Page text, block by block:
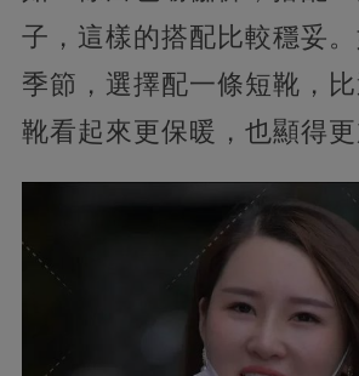
子，這樣的搭配比較穩妥
季節，選擇配一條短靴，
靴看起來更保暖，也顯得更